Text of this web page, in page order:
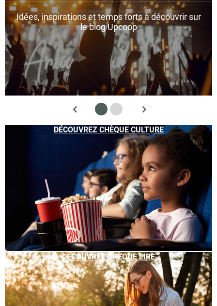
Idées, inspirations et temps forts à découvrir sur
le blog Upcoop
DÉCOUVREZ CHÈQUE CULTURE
DÉCOUVREZ CHÈQUE LIRE